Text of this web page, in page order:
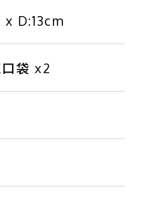
D:13cm
袋 x2